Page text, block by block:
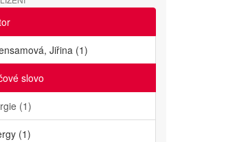
Jiřina (1)
slovo
(1)
(1)